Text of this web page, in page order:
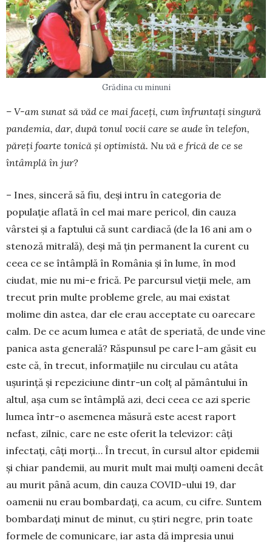
Grădina cu minuni
– V-am sunat să văd ce mai faceți, cum în­fruntați singură
pandemia, dar, după tonul vocii care se aude în telefon,
păreți foarte tonică și optimistă. Nu vă e frică de ce se
întâmplă în jur?
– Ines, sinceră să fiu, deşi intru în categoria de
populaţie aflată în cel mai mare pericol, din cauza
vârstei şi a faptului că sunt cardiacă (de la 16 ani am o
stenoză mitrală), deşi mă ţin permanent la cu­rent cu
ceea ce se întâmplă în România şi în lume, în mod
ciudat, mie nu mi-e frică. Pe parcursul vieţii mele, am
trecut prin multe probleme grele, au mai existat
molime din astea, dar ele erau acceptate cu oarecare
calm. De ce acum lumea e atât de speriată, de unde vine
panica asta generală? Răspunsul pe care l-am găsit eu
este că, în trecut, informaţiile nu circulau cu atâta
uşurinţă şi repeziciune dintr-un colţ al pământului în
altul, aşa cum se întâmplă azi, deci ceea ce azi sperie
lumea într-o asemenea mă­sură este acest raport
nefast, zilnic, care ne este ofe­rit la televizor: câţi
infectaţi, câţi morţi… În trecut, în cursul altor epidemii
şi chiar pandemii, au murit mult mai mulţi oameni decât
au murit până acum, din cauza COVID-ului 19, dar
oamenii nu erau bom­bardați, ca acum, cu cifre. Suntem
bombardaţi minut de minut, cu știri negre, prin toate
formele de comunicare, iar asta dă impresia unui